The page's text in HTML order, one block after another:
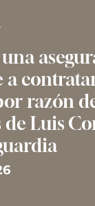
una
a
razón
de Luis